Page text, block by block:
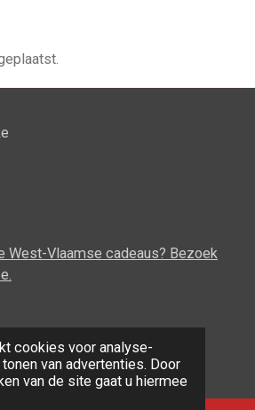
cookies voor analyse-
van advertenties. Door
van de site gaat u hiermee
West-Vlaamse cadeaus? Bezoek
Zuienkerke